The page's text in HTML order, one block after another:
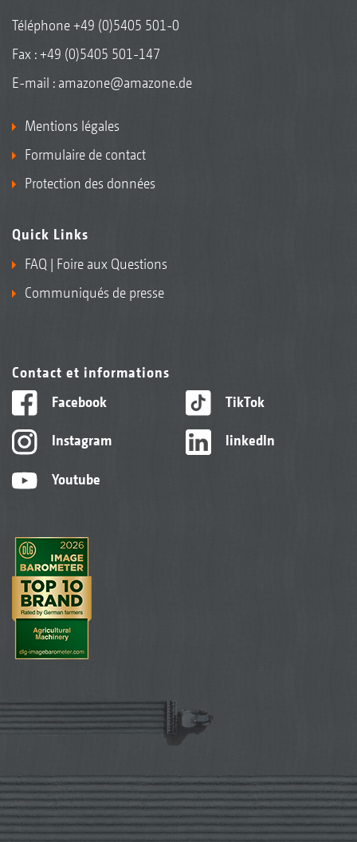
Téléphone+49 (0)5405 501-0
Fax : +49 (0)5405 501-147
E-mail : amazone@amazone.de
Mentions légales
Formulaire de contact
Protection des données
Quick Links
FAQ | Foire aux Questions
Communiqués de presse
Contact et informations
Facebook
Instagram
Youtube
TikTok
linkedIn